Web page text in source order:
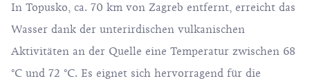
In Topusko, ca. 70 km von Zagreb entfernt, erreicht das
Wasser dank der unterirdischen vulkanischen
Aktivitäten an der Quelle eine Temperatur zwischen 68
°C und 72 °C. Es eignet sich hervorragend für die